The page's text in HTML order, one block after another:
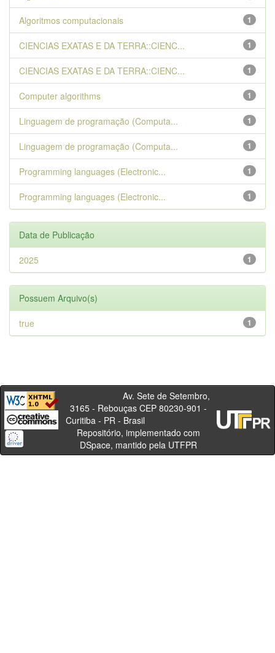
1
Algoritmos computacionais
1
CIENCIAS EXATAS E DA TERRA::CIENC...
1
CIENCIAS EXATAS E DA TERRA::CIENC...
1
Computer algorithms
1
Linguagem de programação (Computa...
1
Linguagem de programação (Computa...
1
Programming languages (Electronic...
1
Programming languages (Electronic...
Data de Publicação
1
2025
Possuem Arquivo(s)
1
true
Av. Sete de Setembro,
3165 - Rebouças CEP 80230-901 -
Curitiba - PR - Brasil
Repositório, implementado com
DSpace, mantido pela UTFPR